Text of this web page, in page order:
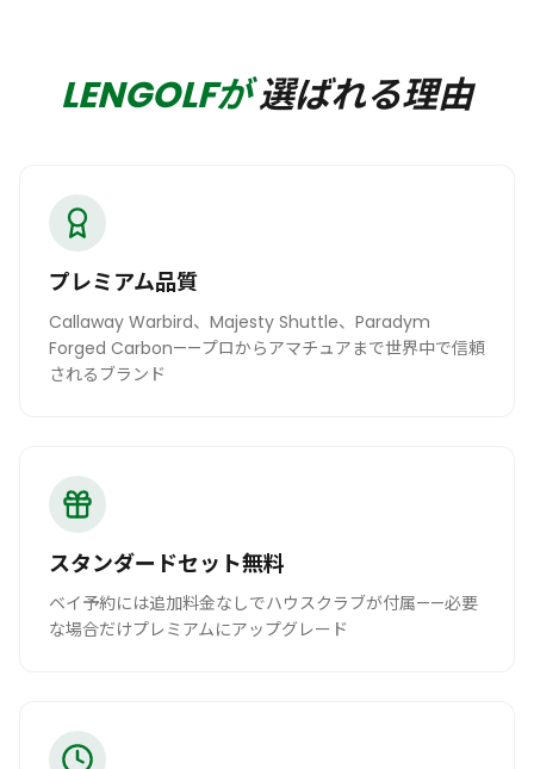
LENGOLFが選ばれる理由
プレミアム品質
Callaway Warbird、Majesty Shuttle、Paradym
Forged Carbon——プロからアマチュアまで世界中で信頼
されるブランド
スタンダードセット無料
ベイ予約には追加料金なしでハウスクラブが付属——必要
な場合だけプレミアムにアップグレード